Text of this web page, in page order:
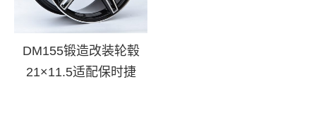
DM155锻造改装轮毂
21×11.5适配保时捷